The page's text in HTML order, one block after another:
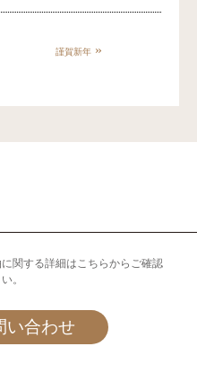
謹賀新年 »
関する詳細はこちらからご確認
。
い合わせ